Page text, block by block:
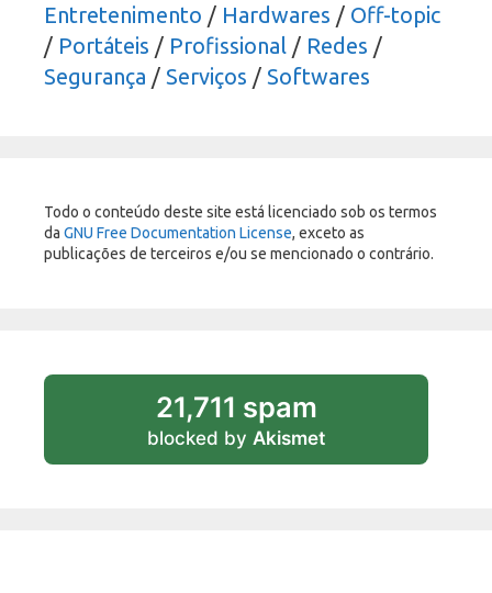
Entretenimento / Hardwares / Off-topic
/ Portáteis / Profissional / Redes /
Segurança / Serviços / Softwares
Todo o conteúdo deste site está licenciado sob os termos
da GNU Free Documentation License, exceto as
publicações de terceiros e/ou se mencionado o contrário.
21,711 spam
blocked by Akismet